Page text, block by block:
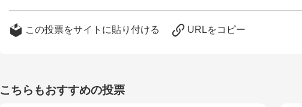
この投票をサイトに貼り付ける URLをコピー
こちらもおすすめの投票